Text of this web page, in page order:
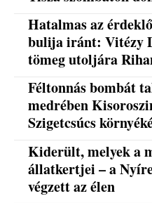
Hatalmas az
bulija iránt: Vitézy
tömeg utoljára
Féltonnás bombát
medrében
Szigetcsúcs
Kiderült, melyek a
állatkertjei – a
végzett az élen